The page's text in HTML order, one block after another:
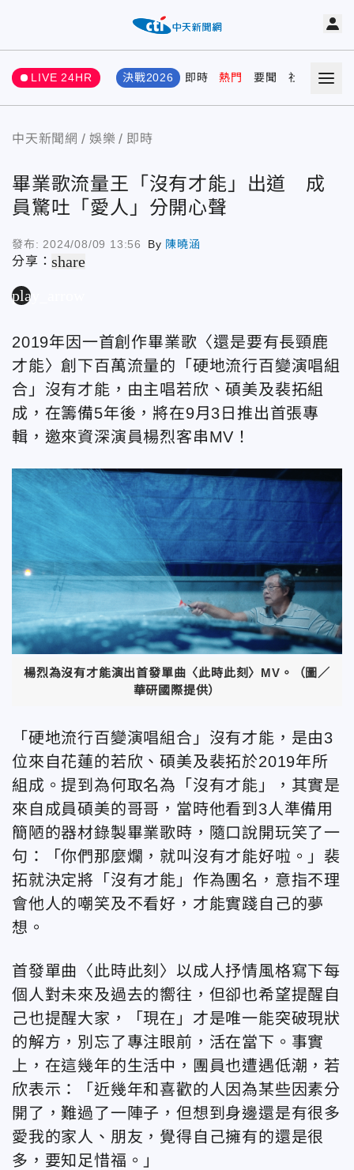
LIVE 24HR 決戰2026 即時 熱門 要聞 社會 娛樂
中天新聞網 娛樂 即時
畢業歌流量王「沒有才能」出道 成
員驚吐「愛人」分開心聲
發布: 2024/08/09 13:56 By 陳曉涵
分享：share
play_arrow
2019年因一首創作畢業歌〈還是要有長頸鹿
才能〉創下百萬流量的「硬地流行百變演唱組
合」沒有才能，由主唱若欣、碩美及裴拓組
成，在籌備5年後，將在9月3日推出首張專
輯，邀來資深演員楊烈客串MV！
楊烈為沒有才能演出首發單曲〈此時此刻〉MV。（圖／
華研國際提供）
「硬地流行百變演唱組合」沒有才能，是由3
位來自花蓮的若欣、碩美及裴拓於2019年所
組成。提到為何取名為「沒有才能」，其實是
來自成員碩美的哥哥，當時他看到3人準備用
簡陋的器材錄製畢業歌時，隨口說開玩笑了一
句：「你們那麼爛，就叫沒有才能好啦。」裴
拓就決定將「沒有才能」作為團名，意指不理
會他人的嘲笑及不看好，才能實踐自己的夢
想。
首發單曲〈此時此刻〉以成人抒情風格寫下每
個人對未來及過去的嚮往，但卻也希望提醒自
己也提醒大家，「現在」才是唯一能突破現狀
的解方，別忘了專注眼前，活在當下。事實
上，在這幾年的生活中，團員也遭遇低潮，若
欣表示：「近幾年和喜歡的人因為某些因素分
開了，難過了一陣子，但想到身邊還是有很多
愛我的家人、朋友，覺得自己擁有的還是很
多，要知足惜福。」